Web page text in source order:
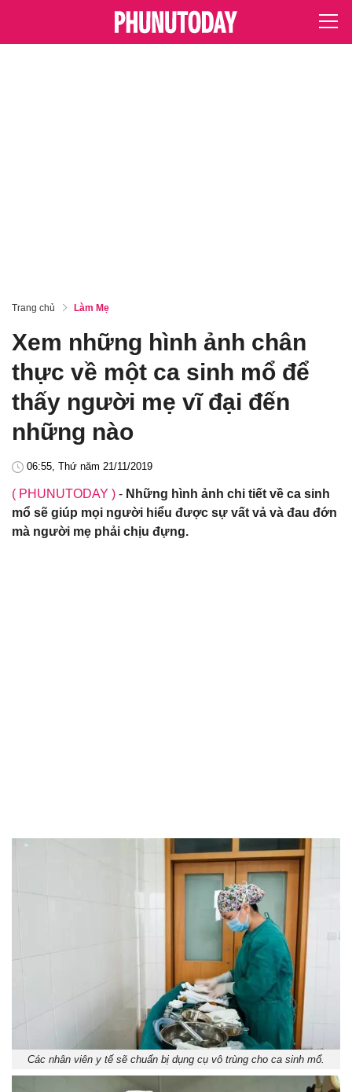
Trang chủ Làm Mẹ
Xem những hình ảnh chân
thực về một ca sinh mổ để
thấy người mẹ vĩ đại đến
những nào
06:55, Thứ năm 21/11/2019
( PHUNUTODAY ) - Những hình ảnh chi tiết về ca sinh
mổ sẽ giúp mọi người hiểu được sự vất vả và đau đớn
mà người mẹ phải chịu đựng.
Các nhân viên y tế sẽ chuẩn bị dụng cụ vô trùng cho ca sinh mổ.